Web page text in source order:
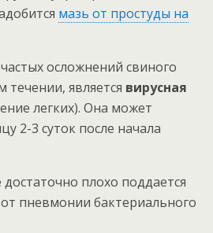
мазь от простуды на
осложнений свиного
течении, является вирусная
легких). Она может
2-3 суток после начала
плохо поддается
пневмонии бактериального